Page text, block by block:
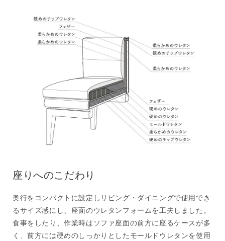
座りへのこだわり
奥行をコンパクトに設定しリビング・ダイニングで使用でき
るサイズ感にし、座面のウレタンフォームを工夫しました。
食事をしたり、作業時はソファ座面の前方に座るケースが多
く、前方には硬めのしっかりとしたモールドウレタンを使用